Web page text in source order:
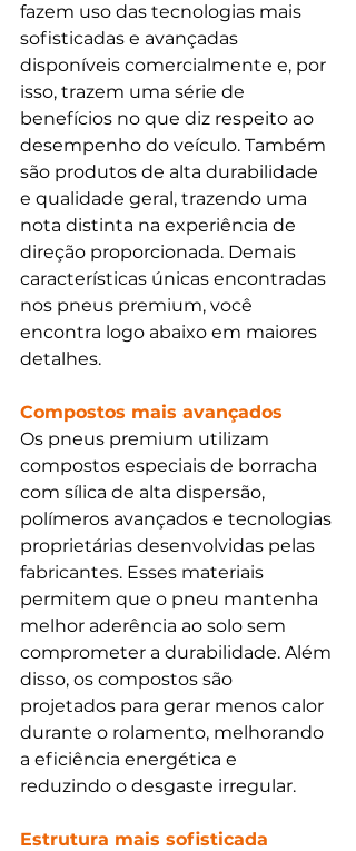
fazem uso das tecnologias mais
sofisticadas e avançadas
disponíveis comercialmente e, por
isso, trazem uma série de
benefícios no que diz respeito ao
desempenho do veículo. Também
são produtos de alta durabilidade
e qualidade geral, trazendo uma
nota distinta na experiência de
direção proporcionada. Demais
características únicas encontradas
nos pneus premium, você
encontra logo abaixo em maiores
detalhes.
Compostos mais avançados
Os pneus premium utilizam
compostos especiais de borracha
com sílica de alta dispersão,
polímeros avançados e tecnologias
proprietárias desenvolvidas pelas
fabricantes. Esses materiais
permitem que o pneu mantenha
melhor aderência ao solo sem
comprometer a durabilidade. Além
disso, os compostos são
projetados para gerar menos calor
durante o rolamento, melhorando
a eficiência energética e
reduzindo o desgaste irregular.
Estrutura mais sofisticada